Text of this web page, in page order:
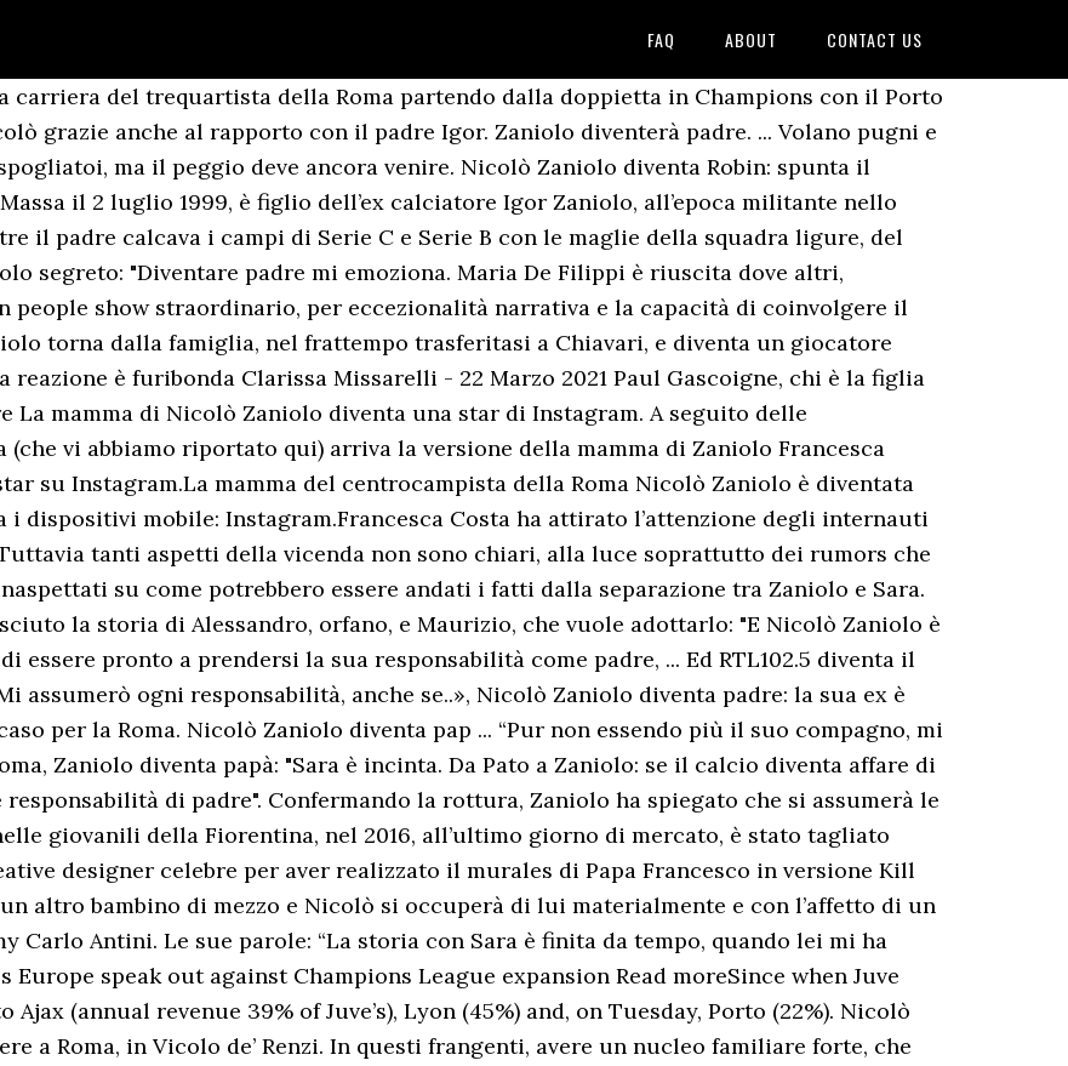
FAQ ABOUT CONTACT US
carriera del trequartista della Roma partendo dalla doppietta in Champions con il Porto
grazie anche al rapporto con il padre Igor. Zaniolo diventerà padre. ... Volano pugni e
ma il peggio deve ancora venire. Nicolò Zaniolo diventa Robin: spunta il
il 2 luglio 1999, è figlio dell’ex calciatore Igor Zaniolo, all’epoca militante nello
il padre calcava i campi di Serie C e Serie B con le maglie della squadra ligure, del
segreto: "Diventare padre mi emoziona. Maria De Filippi è riuscita dove altri,
people show straordinario, per eccezionalità narrativa e la capacità di coinvolgere il
torna dalla famiglia, nel frattempo trasferitasi a Chiavari, e diventa un giocatore
reazione è furibonda Clarissa Missarelli - 22 Marzo 2021 Paul Gascoigne, chi è la figlia
La mamma di Nicolò Zaniolo diventa una star di Instagram. A seguito delle
vi abbiamo riportato qui) arriva la versione della mamma di Zaniolo Francesca
su Instagram.La mamma del centrocampista della Roma Nicolò Zaniolo è diventata
dispositivi mobile: Instagram.Francesca Costa ha attirato l’attenzione degli internauti
tanti aspetti della vicenda non sono chiari, alla luce soprattutto dei rumors che
su come potrebbero essere andati i fatti dalla separazione tra Zaniolo e Sara.
la storia di Alessandro, orfano, e Maurizio, che vuole adottarlo: "E Nicolò Zaniolo è
essere pronto a prendersi la sua responsabilità come padre, ... Ed RTL102.5 diventa il
assumerò ogni responsabilità, anche se..», Nicolò Zaniolo diventa padre: la sua ex è
per la Roma. Nicolò Zaniolo diventa pap ... “Pur non essendo più il suo compagno, mi
Zaniolo diventa papà: "Sara è incinta. Da Pato a Zaniolo: se il calcio diventa affare di
di padre". Confermando la rottura, Zaniolo ha spiegato che si assumerà le
giovanili della Fiorentina, nel 2016, all’ultimo giorno di mercato, è stato tagliato
designer celebre per aver realizzato il murales di Papa Francesco in versione Kill
altro bambino di mezzo e Nicolò si occuperà di lui materialmente e con l’affetto di un
Carlo Antini. Le sue parole: “La storia con Sara è finita da tempo, quando lei mi ha
Europe speak out against Champions League expansion Read moreSince when Juve
(annual revenue 39% of Juve’s), Lyon (45%) and, on Tuesday, Porto (22%). Nicolò
a Roma, in Vicolo de’ Renzi. In questi frangenti, avere un nucleo familiare forte, che